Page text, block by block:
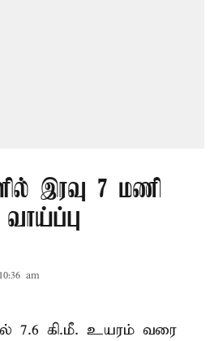
இரவு 7 மணி
am
7.6 கி.மீ. உயரம் வரை